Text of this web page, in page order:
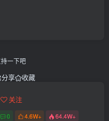
一下吧
分享 收藏
关注
0 4.6W+ 64.4W+